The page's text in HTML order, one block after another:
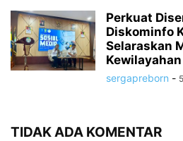
Perkuat
Diskominfo
Selaraskan
sergapreborn -
TIDAK ADA KOMENTAR